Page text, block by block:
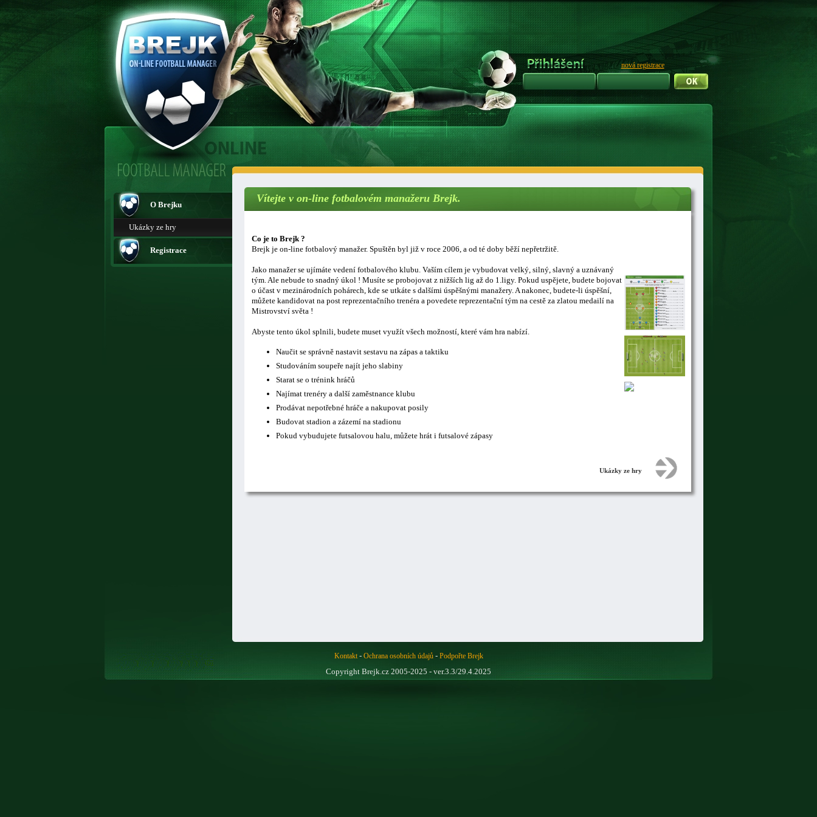
nová registrace
O Brejku
Ukázky ze hry
Registrace
Vítejte v on-line fotbalovém manažeru Brejk.
Co je to Brejk ?
Brejk je on-line fotbalový manažer. Spuštěn byl již v roce 2006, a od té doby běží nepřetržitě.
Jako manažer se ujímáte vedení fotbalového klubu. Vaším cílem je vybudovat velký, silný, slavný a uznávaný
tým. Ale nebude to snadný úkol ! Musíte se probojovat z nižších lig až do 1.ligy. Pokud uspějete, budete bojovat
o účast v mezinárodních pohárech, kde se utkáte s dalšími úspěšnými manažery. A nakonec, budete-li úspěšní,
můžete kandidovat na post reprezentačního trenéra a povedete reprezentační tým na cestě za zlatou medailí na
Mistrovství světa !
Abyste tento úkol splnili, budete muset využít všech možností, které vám hra nabízí.
Naučit se správně nastavit sestavu na zápas a taktiku
Studováním soupeře najít jeho slabiny
Starat se o trénink hráčů
Najímat trenéry a další zaměstnance klubu
Prodávat nepotřebné hráče a nakupovat posily
Budovat stadion a zázemí na stadionu
Pokud vybudujete futsalovou halu, můžete hrát i futsalové zápasy
Ukázky ze hry
Kontakt- Ochrana osobních údajů- Podpořte Brejk
Copyright Brejk.cz 2005-2025 - ver.3.3/29.4.2025